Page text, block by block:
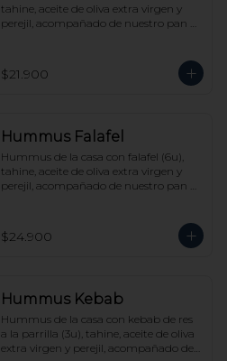
tahine, aceite de oliva extra virgen y
perejil, acompañado de nuestro pan
$21.900
Hummus Falafel
Hummus de la casa con falafel (6u),
tahine, aceite de oliva extra virgen y
perejil, acompañado de nuestro pan
$24.900
Hummus Kebab
Hummus de la casa con kebab de res
a la parrilla (3u), tahine, aceite de oliva
extra virgen y perejil, acompañado de